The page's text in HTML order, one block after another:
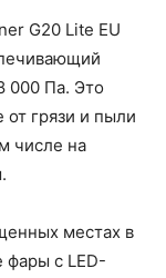
G20 Lite EU
000 Па. Это
от грязи и пыли
числе на
местах в
фары с LED-